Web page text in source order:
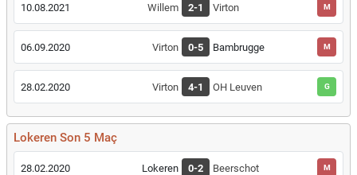
10.08.2021 Willem 2-1 Virton M
06.09.2020 Virton 0-5 Bambrugge M
28.02.2020 Virton 4-1 OH Leuven G
Lokeren Son 5 Maç
28.02.2020 Lokeren 0-2 Beerschot M